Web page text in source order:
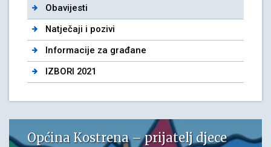
Obavijesti
Natječaji i pozivi
Informacije za građane
IZBORI 2021
Općina Kostrena – prijatelj djece